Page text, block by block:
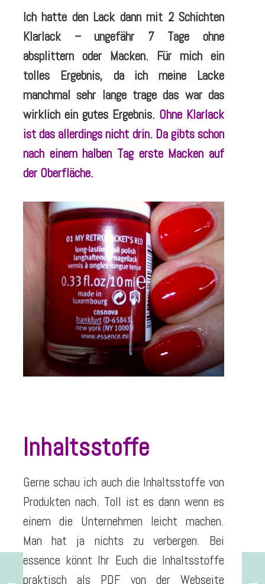
Ich hatte den Lack dann mit 2 Schichten
Klarlack – ungefähr 7 Tage ohne
absplittern oder Macken. Für mich ein
tolles Ergebnis, da ich meine Lacke
manchmal sehr lange trage das war das
wirklich ein gutes Ergebnis. Ohne Klarlack
ist das allerdings nicht drin. Da gibts schon
nach einem halben Tag erste Macken auf
der Oberfläche.
Inhaltsstoffe
Gerne schau ich auch die Inhaltsstoffe von
Produkten nach. Toll ist es dann wenn es
einem die Unternehmen leicht machen.
Man hat ja nichts zu verbergen. Bei
essence könnt Ihr Euch die Inhaltsstoffe
praktisch als PDF von der Webseite